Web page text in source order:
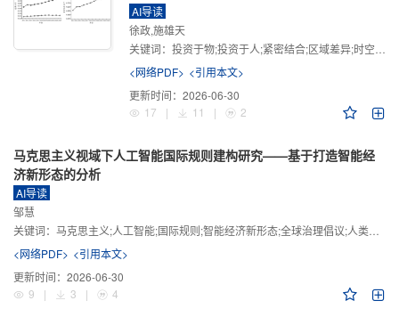
AI导读
徐政,施雄天
关键词： 投资于物;投资于人;紧密结合;区域差异;时空演化
<网络PDF> <引用本文>
更新时间： 2026-06-30
17
| 11 | 2
马克思主义视域下人工智能国际规则建构研究——基于打造智能经
济新形态的分析
AI导读
邹慧
关键词： 马克思主义;人工智能;国际规则;智能经济新形态;全球治理倡议;人类命运共同体
<网络PDF> <引用本文>
更新时间： 2026-06-30
9
| 3 | 4